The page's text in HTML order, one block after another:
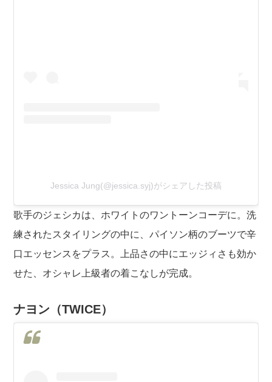
Jessica Jung(@jessica.syj)がシェアした投稿
歌手のジェシカは、ホワイトのワントーンコーデに。洗
練されたスタイリングの中に、パイソン柄のブーツで辛
口エッセンスをプラス。上品さの中にエッジィさも効か
せた、オシャレ上級者の着こなしが完成。
ナヨン（TWICE）